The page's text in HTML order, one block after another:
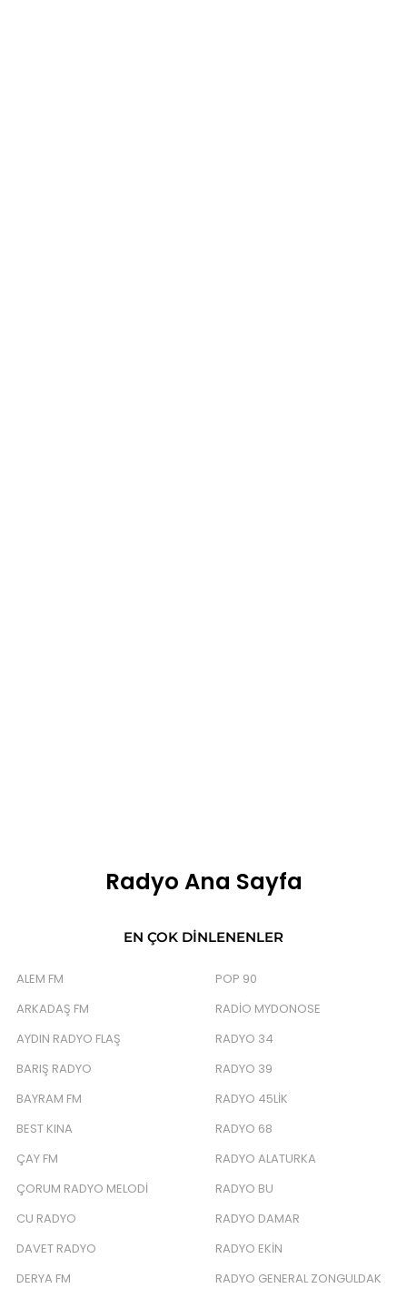
Radyo Ana Sayfa
EN ÇOK DINLENENLER
ALEM FM
ARKADAŞ FM
AYDIN RADYO FLAŞ
BARIŞ RADYO
BAYRAM FM
BEST KINA
ÇAY FM
ÇORUM RADYO MELODI
CU RADYO
DAVET RADYO
DERYA FM
POP 90
RADIO MYDONOSE
RADYO 34
RADYO 39
RADYO 45LIK
RADYO 68
RADYO ALATURKA
RADYO BU
RADYO DAMAR
RADYO EKIN
RADYO GENERAL ZONGULDAK